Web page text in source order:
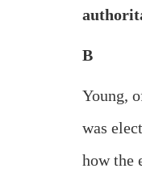
B
Young,
was
how the